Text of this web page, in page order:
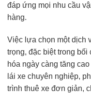
đáp ứng mọi nhu cầu
hàng.
Việc lựa chọn một dịch
trọng, đặc biệt trong bối
hóa ngày càng tăng
lái xe chuyên nghiệp,
trình thuê xe đơn giản,